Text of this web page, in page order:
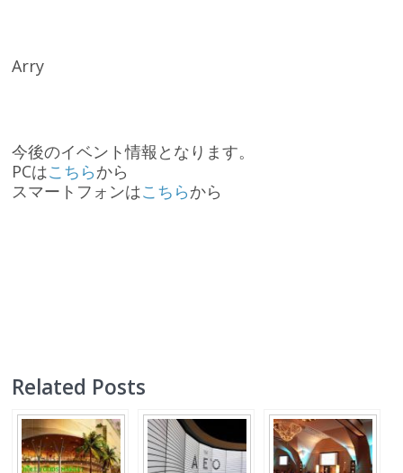
Arry
今後のイベント情報となります。
PCはこちらから
スマートフォンはこちらから
Related Posts